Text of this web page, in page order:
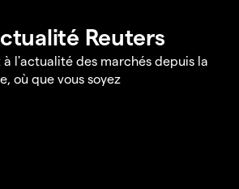
Reuters
à l'actualité des marchés depuis la
où que vous soyez